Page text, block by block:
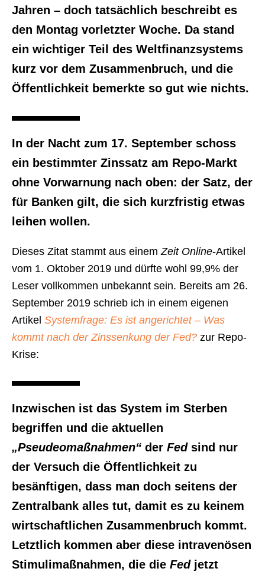
Jahren – doch tatsächlich beschreibt es
den Montag vorletzter Woche. Da stand
ein wichtiger Teil des Weltfinanzsystems
kurz vor dem Zusammenbruch, und die
Öffentlichkeit bemerkte so gut wie nichts.
In der Nacht zum 17. September schoss
ein bestimmter Zinssatz am Repo-Markt
ohne Vorwarnung nach oben: der Satz, der
für Banken gilt, die sich kurzfristig etwas
leihen wollen.
Dieses Zitat stammt aus einemZeit Online-Artikel
vom 1. Oktober 2019 und dürfte wohl 99,9% der
Leser vollkommen unbekannt sein. Bereits am 26.
September 2019 schrieb ich in einem eigenen
Artikel Systemfrage: Es ist angerichtet – Was
kommt nach der Zinssenkung der Fed? zur Repo-
Krise:
Inzwischen ist das System im Sterben
begriffen und die aktuellen
„Pseudeomaßnahmen“ der Fedsind nur
der Versuch die Öffentlichkeit zu
besänftigen, dass man doch seitens der
Zentralbank alles tut, damit es zu keinem
wirtschaftlichen Zusammenbruch kommt.
Letztlich kommen aber diese intravenösen
Stimulimaßnahmen, die die Fedjetzt